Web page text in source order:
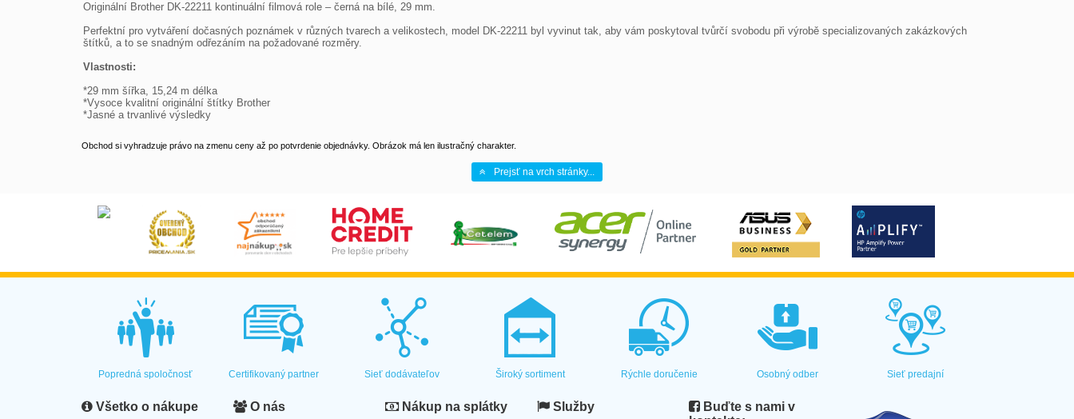
Originální Brother DK-22211 kontinuální filmová role – černá na bílé, 29 mm.
Perfektní pro vytváření dočasných poznámek v různých tvarech a velikostech, model DK-22211 byl vyvinut tak, aby vám poskytoval tvůrčí svobodu při výrobě specializovaných zakázkových
štítků, a to se snadným odřezáním na požadované rozměry.
Vlastnosti:
*29 mm šířka, 15,24 m délka
*Vysoce kvalitní originální štítky Brother
*Jasné a trvanlivé výsledky
Obchod si vyhradzuje právo na zmenu ceny až po potvrdenie objednávky. Obrázok má len ilustračný charakter.
Prejsť na vrch stránky...
Popredná spoločnosť Certifikovaný partner Sieť dodávateľov Široký sortiment Rýchle doručenie Osobný odber Sieť predajní
Všetko o nákupe O nás Nákup na splátky Služby
Buďte s nami v